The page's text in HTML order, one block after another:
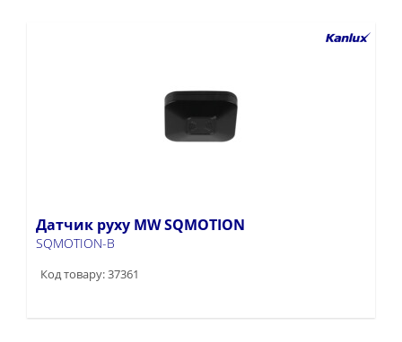
Датчик руху MW SQMOTION
SQMOTION-B
Код товару: 37361